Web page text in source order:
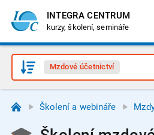
INTEGRA CENTRUM
kurzy, školení, semináře
Mzdové účetnictví
Školení a webináře